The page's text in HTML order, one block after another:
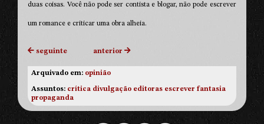
duas coisas. Você não pode ser contista e blogar, não pode escrever
um romance e criticar uma obra alheia.
seguinte anterior
Arquivado em: opinião
Assuntos: crítica divulgação editoras escrever fantasia
propaganda